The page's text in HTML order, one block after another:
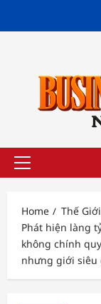
Primary
Home
Thế Giới
Phát hiện làng
không chính
nhưng giới siêu